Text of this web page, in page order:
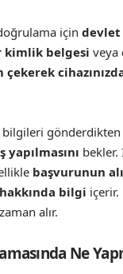
için devlet
kimlik belgesi veya
çekerek
bilgileri
başvurunun
bilgi içerir.
alır.
Ne